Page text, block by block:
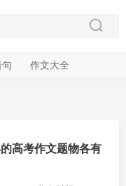
作文大全
高考作文题物各有